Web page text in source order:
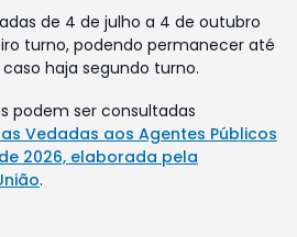
de 4 de julho a 4 de outubro
turno, podendo permanecer até
haja segundo turno.
podem ser consultadas
Vedadas aos Agentes Públicos
2026, elaborada pela
.